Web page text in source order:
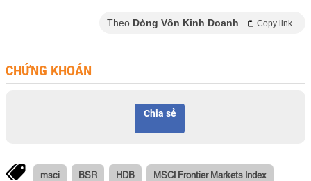
Theo Dòng Vốn Kinh Doanh Copy link
CHỨNG KHOÁN
Chia sẻ
msci BSR HDB MSCI Frontier Markets Index